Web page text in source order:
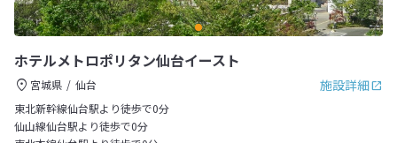
ホテルメトロポリタン仙台イースト
施設詳細
宮城県
仙台
東北新幹線仙台駅より徒歩で0分
仙山線仙台駅より徒歩で0分